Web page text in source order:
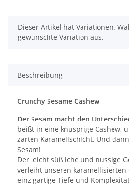
x
Dieser Artikel hat Variationen.
gewünschte Variation aus.
Beschreibung
Crunchy Sesame Cashew
Der Sesam macht den
beißt in eine knusprige Cashew,
zarten Karamellschicht. Und
Sesam!
Der leicht süßliche und nussige
verleiht unseren karamellisierten
einzigartige Tiefe und